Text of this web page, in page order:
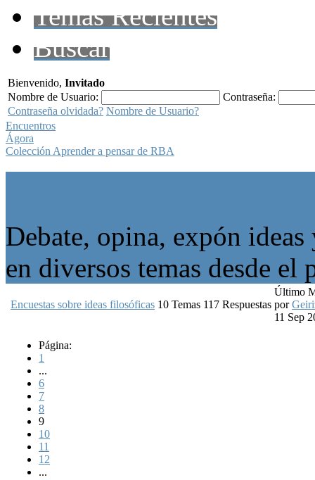
Temas Recientes
Buscar
Bienvenido, Invitado
Nombre de Usuario:
Contraseña:
Contraseña olvidada? Nombre de Usuario?
Encuentros
Ágora
Colección Aprender a pensar de RBA
Debate, opina, expón
en diversos temas desde
Encuestas sobre ideas filosóficas 10 Temas 117 Respuestas
Último
por
11 Sep
Página:
1
...
6
7
8
9
10
11
12
...